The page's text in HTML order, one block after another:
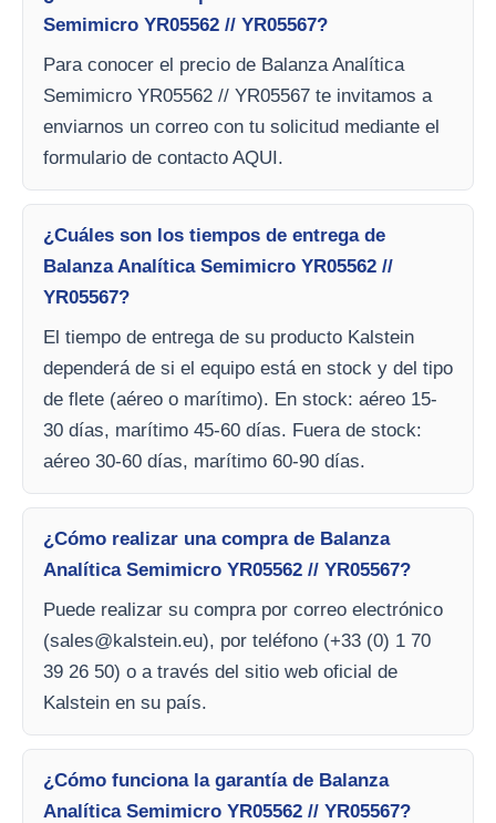
Semimicro YR05562 // YR05567?
Para conocer el precio de Balanza Analítica
Semimicro YR05562 // YR05567 te invitamos a
enviarnos un correo con tu solicitud mediante el
formulario de contacto AQUI.
¿Cuáles son los tiempos de entrega de
Balanza Analítica Semimicro YR05562 //
YR05567?
El tiempo de entrega de su producto Kalstein
dependerá de si el equipo está en stock y del tipo
de flete (aéreo o marítimo). En stock: aéreo 15-
30 días, marítimo 45-60 días. Fuera de stock:
aéreo 30-60 días, marítimo 60-90 días.
¿Cómo realizar una compra de Balanza
Analítica Semimicro YR05562 // YR05567?
Puede realizar su compra por correo electrónico
(sales@kalstein.eu), por teléfono (+33 (0) 1 70
39 26 50) o a través del sitio web oficial de
Kalstein en su país.
¿Cómo funciona la garantía de Balanza
Analítica Semimicro YR05562 // YR05567?